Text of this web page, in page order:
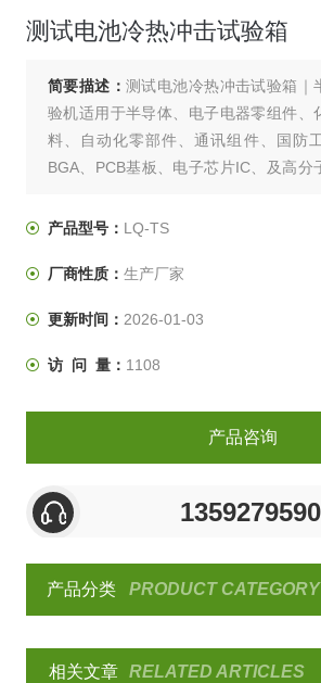
测试电池冷热冲击试验箱
简要描述：测试电池冷热冲击试验箱｜
验机适用于半导体、电子电器零组件、
料、自动化零部件、通讯组件、国防
BGA、PCB基板、电子芯片IC、及高分
产品型号： LQ-TS
厂商性质： 生产厂家
更新时间： 2026-01-03
访 问 量： 1108
产品咨询
产品分类 PRODUCT CATEGORY
相关文章 RELATED ARTICLES